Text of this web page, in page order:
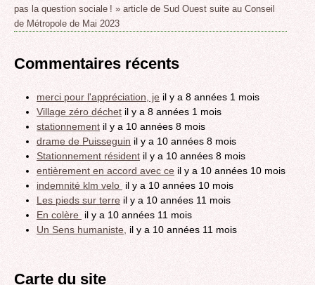
pas la question sociale ! » article de Sud Ouest suite au Conseil
de Métropole de Mai 2023
Commentaires récents
merci pour l'appréciation, je il y a 8 années 1 mois
Village zéro déchet il y a 8 années 1 mois
stationnement il y a 10 années 8 mois
drame de Puisseguin il y a 10 années 8 mois
Stationnement résident il y a 10 années 8 mois
entièrement en accord avec ce il y a 10 années 10 mois
indemnité klm velo il y a 10 années 10 mois
Les pieds sur terre il y a 10 années 11 mois
En colère il y a 10 années 11 mois
Un Sens humaniste, il y a 10 années 11 mois
Carte du site